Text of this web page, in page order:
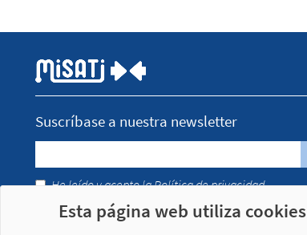
Suscríbase a nuestra newsletter
He leído y acepto laPolítica de privacidad
Esta página web utiliza cookies